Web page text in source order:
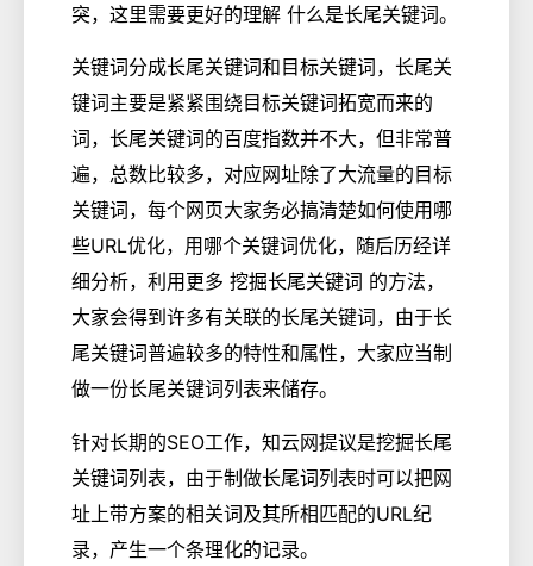
突，这里需要更好的理解 什么是长尾关键词。
关键词分成长尾关键词和目标关键词，长尾关
键词主要是紧紧围绕目标关键词拓宽而来的
词，长尾关键词的百度指数并不大，但非常普
遍，总数比较多，对应网址除了大流量的目标
关键词，每个网页大家务必搞清楚如何使用哪
些URL优化，用哪个关键词优化，随后历经详
细分析，利用更多 挖掘长尾关键词 的方法，
大家会得到许多有关联的长尾关键词，由于长
尾关键词普遍较多的特性和属性，大家应当制
做一份长尾关键词列表来储存。
针对长期的SEO工作，知云网提议是挖掘长尾
关键词列表，由于制做长尾词列表时可以把网
址上带方案的相关词及其所相匹配的URL纪
录，产生一个条理化的记录。